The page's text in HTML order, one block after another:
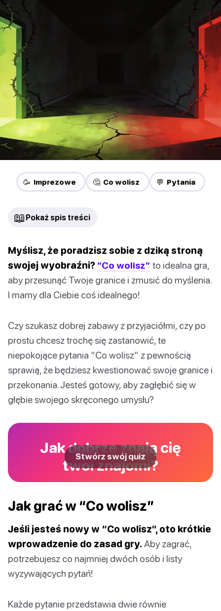
🥳 Imprezowe 🤔 Co wolisz 💬 Pytania
📖 Pokaż spis treści
Myślisz, że poradzisz sobie z dziką stroną
swojej wyobraźni? “Co wolisz” to idealna gra,
aby przesunąć Twoje granice i zmusić do myślenia.
I mamy dla Ciebie coś idealnego!
Czy szukasz dobrej zabawy z przyjaciółmi, czy po
prostu chcesz trochę się zastanowić, te
niepokojące pytania “Co wolisz” z pewnością
sprawią, że będziesz kwestionować swoje granice i
przekonania. Jesteś gotowy, aby zagłębić się w
głębie swojego skręconego umysłu?
Jak dobrze znają cię
twoi znajomi?
Stwórz swój quiz
Jak grać w “Co wolisz”
Jeśli jesteś nowy w “Co wolisz”, oto krótkie
wprowadzenie do zasad gry. Aby zagrać,
potrzebujesz co najmniej dwóch osób i listy
wyzywających pytań!
Każde pytanie przedstawia dwie równie